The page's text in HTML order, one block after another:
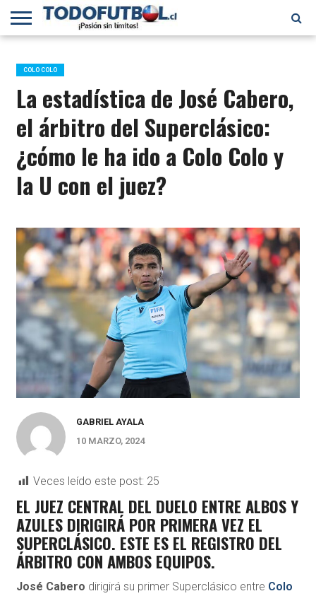
PRIMERA
B
SELECCIÓN
CHILENA
CHILENOS
EN EL
MUNDO
FÚTBOL
INTERNACIONAL
COLO COLO
La estadística de José Cabero,
el árbitro del Superclásico:
¿cómo le ha ido a Colo Colo y
la U con el juez?
GABRIEL AYALA
10 MARZO, 2024
Veces leído este post: 25
EL JUEZ CENTRAL DEL DUELO ENTRE ALBOS Y
AZULES DIRIGIRÁ POR PRIMERA VEZ EL
SUPERCLÁSICO. ESTE ES EL REGISTRO DEL
ÁRBITRO CON AMBOS EQUIPOS.
José Cabero dirigirá su primer Superclásico entre Colo